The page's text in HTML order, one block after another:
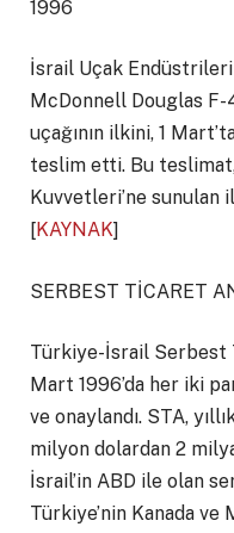
1996
İsrail Uçak
McDonnell Douglas F-
uçağının ilkini, 1
teslim etti. Bu
Kuvvetleri’ne
[KAYNAK]
SERBEST TİCARET
Türkiye-İsrail Serbest
Mart 1996’da her iki
ve onaylandı. STA,
milyon dolardan 2
İsrail’in ABD ile olan
Türkiye’nin Kanada